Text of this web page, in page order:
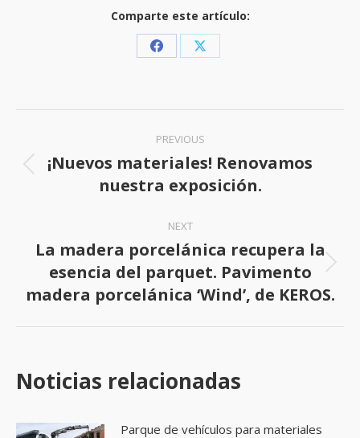
Comparte este artículo:
Share
Facebook
Share
X
navigationPREVIOUS
Previous
post:
¡Nuevos materiales! Renovamos
nuestra exposición.
NEXT
Next
post:
La madera porcelánica recupera la
esencia del parquet. Pavimento
madera porcelánica ‘Wind’, de KEROS.
Noticias relacionadas
Parque de vehículos para materiales